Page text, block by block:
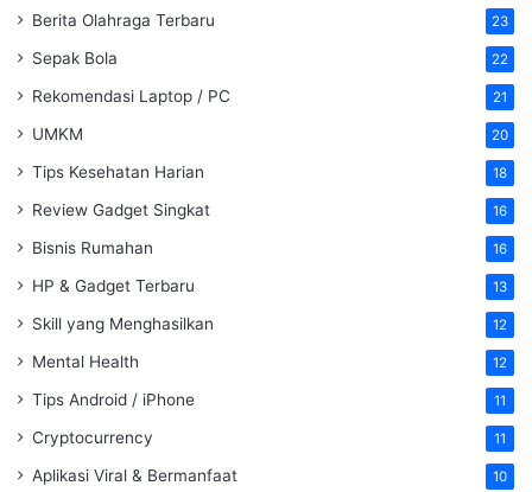
Berita Olahraga Terbaru 23
Sepak Bola 22
Rekomendasi Laptop / PC 21
UMKM 20
Tips Kesehatan Harian 18
Review Gadget Singkat 16
Bisnis Rumahan 16
HP & Gadget Terbaru 13
Skill yang Menghasilkan 12
Mental Health 12
Tips Android / iPhone 11
Cryptocurrency 11
Aplikasi Viral & Bermanfaat 10